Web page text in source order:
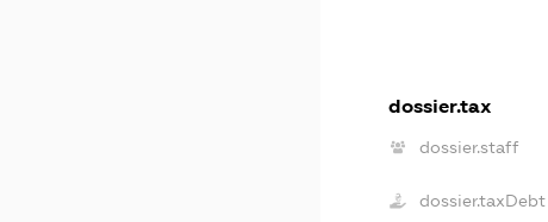
dossier.tax
dossier.staff
dossier.taxDebt